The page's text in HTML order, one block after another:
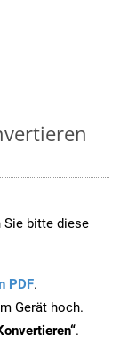
Sie bitte diese
PDF.
Gerät hoch.
.